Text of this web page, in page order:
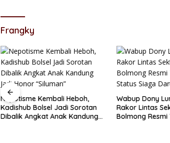
Frangky
Nepotisme Kembali Heboh,
Kadishub Bolsel Jadi Sorotan
Dibalik Angkat Anak Kandung
Wabup Dony
Rakor Lintas
Bolmong Resmi